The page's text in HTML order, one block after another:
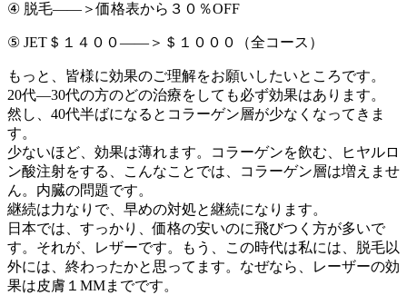
④ 脱毛――＞価格表から３０％OFF
⑤ JET＄１４００――＞＄１０００（全コース）
もっと、皆様に効果のご理解をお願いしたいところです。
20代―30代の方のどの治療をしても必ず効果はあります。
然し、40代半ばになるとコラーゲン層が少なくなってきま
す。
少ないほど、効果は薄れます。コラーゲンを飲む、ヒヤルロ
ン酸注射をする、こんなことでは、コラーゲン層は増えませ
ん。内臓の問題です。
継続は力なりで、早めの対処と継続になります。
日本では、すっかり、価格の安いのに飛びつく方が多いで
す。それが、レザーです。もう、この時代は私には、脱毛以
外には、終わったかと思ってます。なぜなら、レーザーの効
果は皮膚１MMまでです。